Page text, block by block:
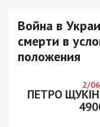
Война в
смерти в
положения
2/
ПЕТРО